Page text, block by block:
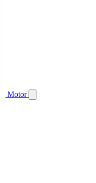
Motor